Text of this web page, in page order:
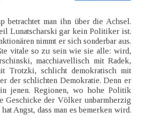
betrachtet man ihn über die Achsel.
Lunatscharski gar kein Politiker ist.
nimmt er sich sonderbar aus.
vitale so zu sein wie sie alle: wird,
macchiavellisch mit Radek,
Trotzki, schlicht demokratisch mit
der schlichten Demokratie. Denn er
jenen. Regionen, wo hohe Politik
Geschicke der Völker unbarmherzig
Angst, dass man es bemerken wird.